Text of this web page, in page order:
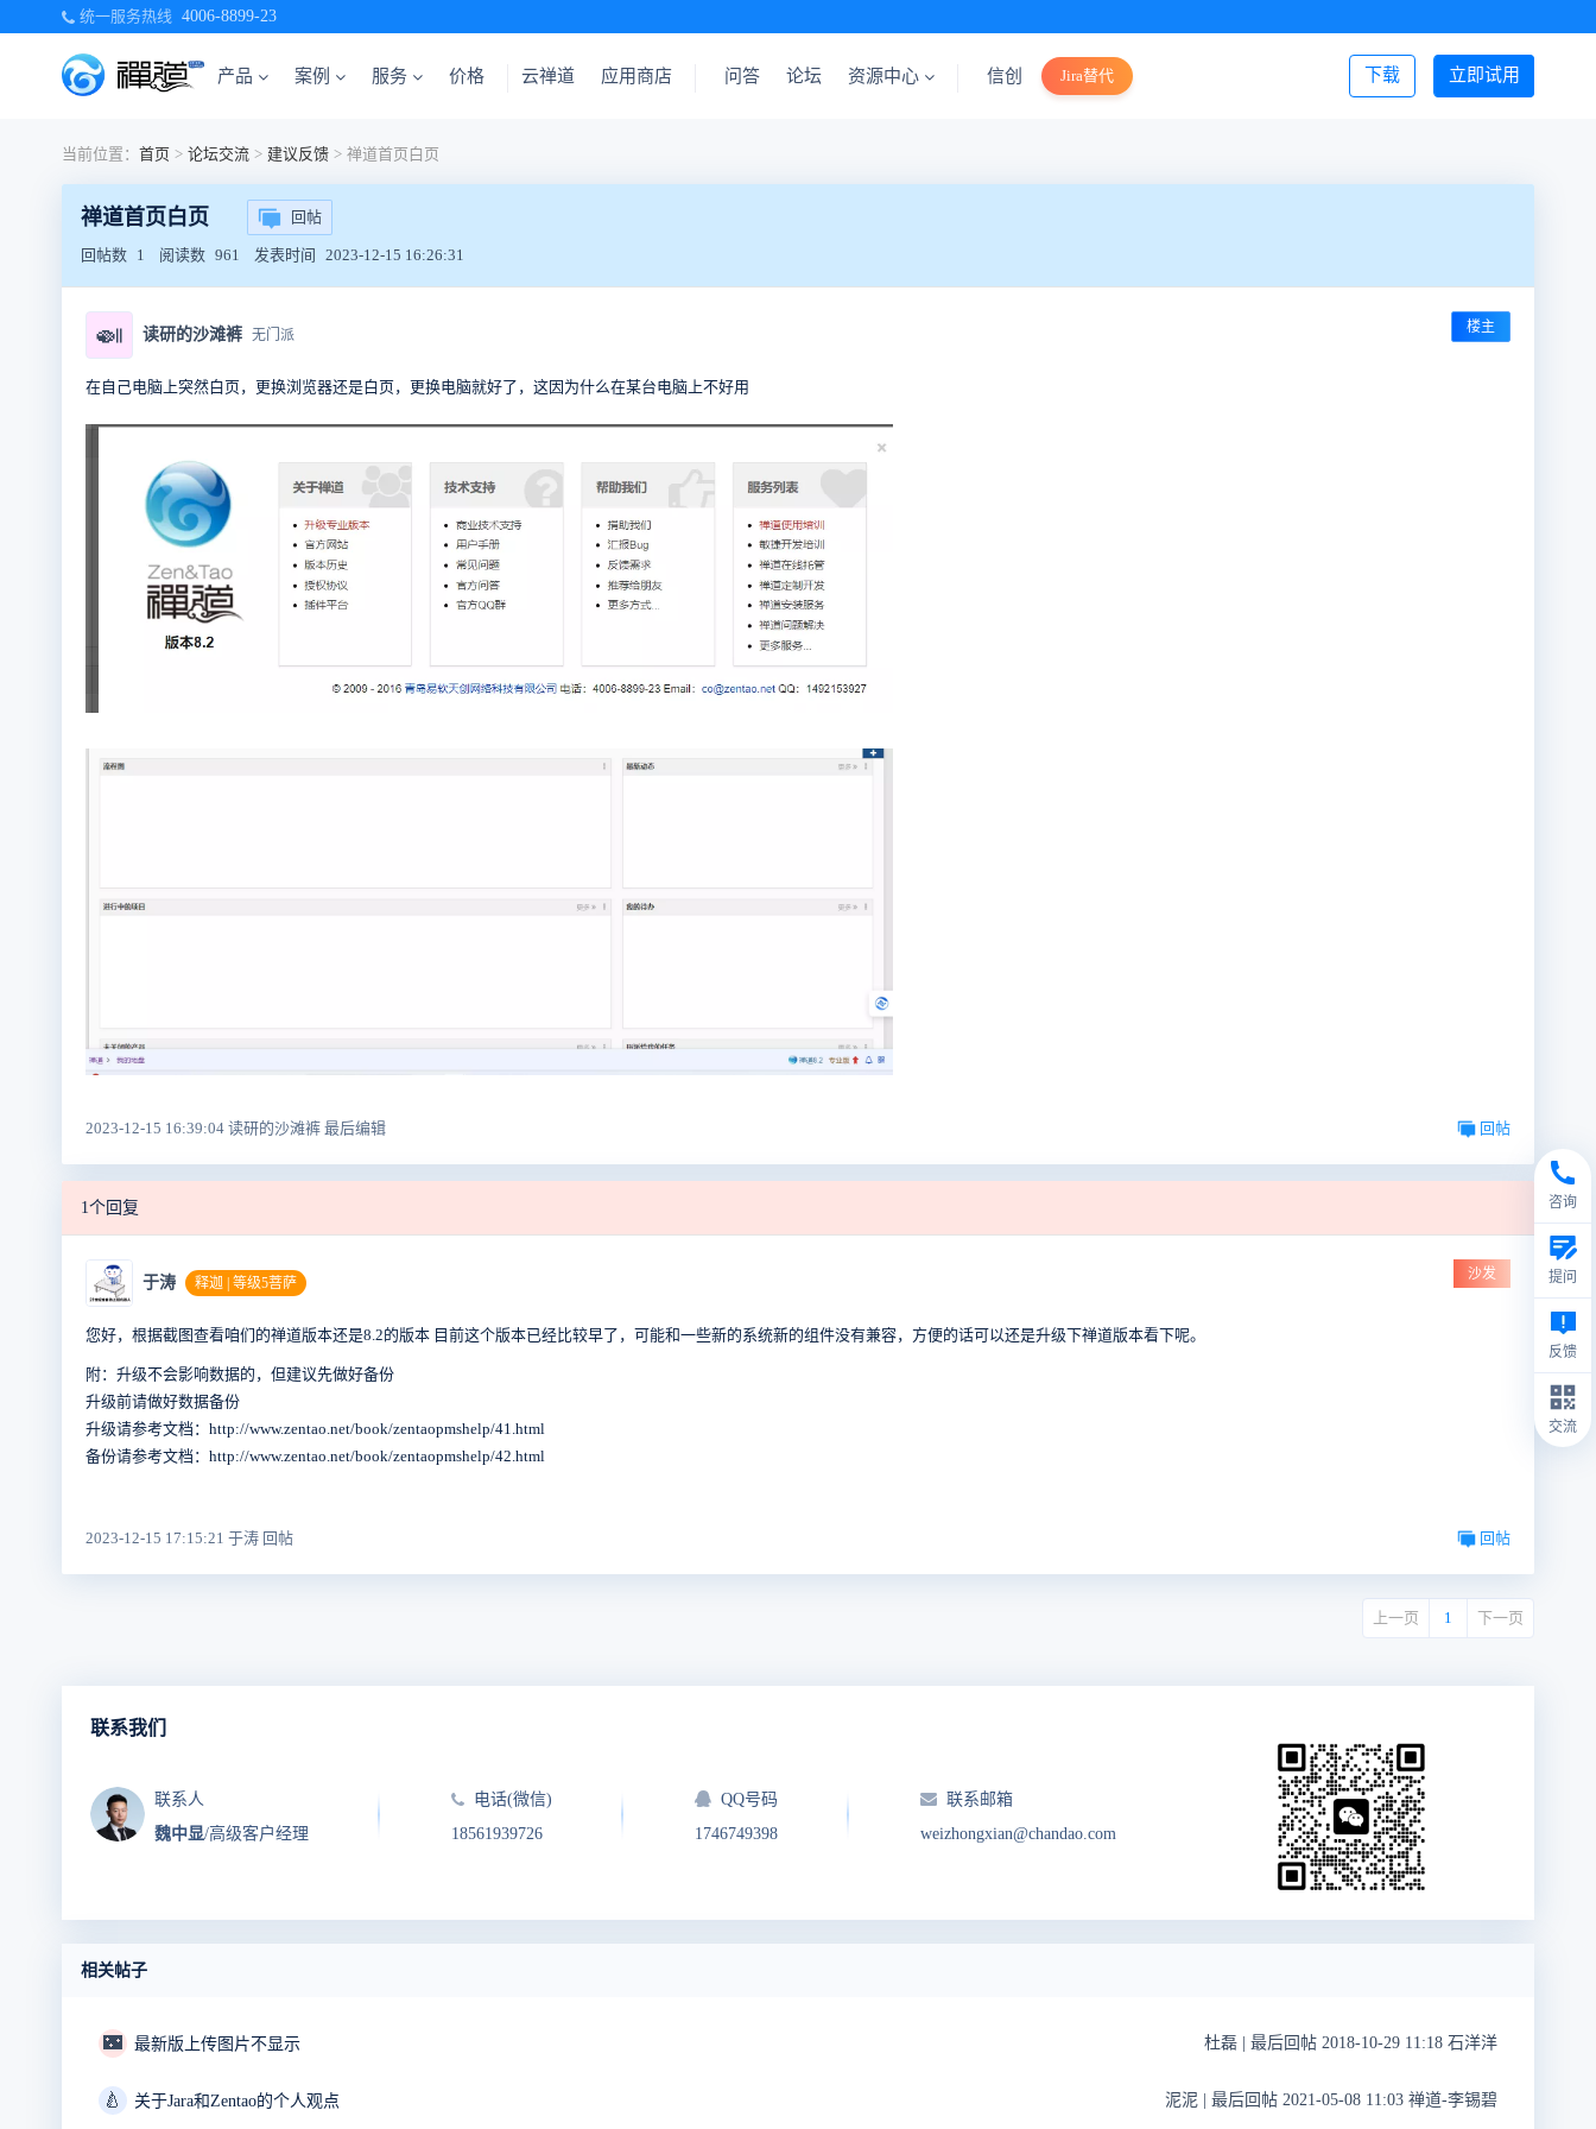
统一服务热线 4006-8899-23
产品 案例 服务 价格 立即试用
下载
云禅道 应用商店 问答 论坛 资源中心 信创 Jira替代 登录/注册
当前位置： 首页 > 论坛交流 > 建议反馈 > 禅道首页白页
禅道首页白页 回帖
回帖数 1 阅读数 961 发表时间 2023-12-15 16:26:31
🍛 读研的沙滩裤 无门派 楼主
在自己电脑上突然白页，更换浏览器还是白页，更换电脑就好了，这因为什么在某台电脑上不好用
2023-12-15 16:39:04 读研的沙滩裤 最后编辑 回帖
1个回复
于涛 释迦 | 等级5菩萨
沙发
您好，根据截图查看咱们的禅道版本还是8.2的版本 目前这个版本已经比较早了，可能和一些新的系统新的组件没有兼容，方便的话可以还是升级下禅道版本看下呢。
附：升级不会影响数据的，但建议先做好备份
升级前请做好数据备份
升级请参考文档：http://www.zentao.net/book/zentaopmshelp/41.html
备份请参考文档：http://www.zentao.net/book/zentaopmshelp/42.html
2023-12-15 17:15:21 于涛 回帖 回帖
上一页 1 下一页
联系我们
联系人
魏中显/高级客户经理
电话(微信)
18561939726
QQ号码
1746749398
联系邮箱
weizhongxian@chandao.com
相关帖子
🌃 最新版上传图片不显示 杜磊 最后回帖 2018-10-29 11:18 石洋洋
🍐 关于Jara和Zentao的个人观点 泥泥 最后回帖 2021-05-08 11:03 禅道-李锡碧
咨询
提问
反馈
交流